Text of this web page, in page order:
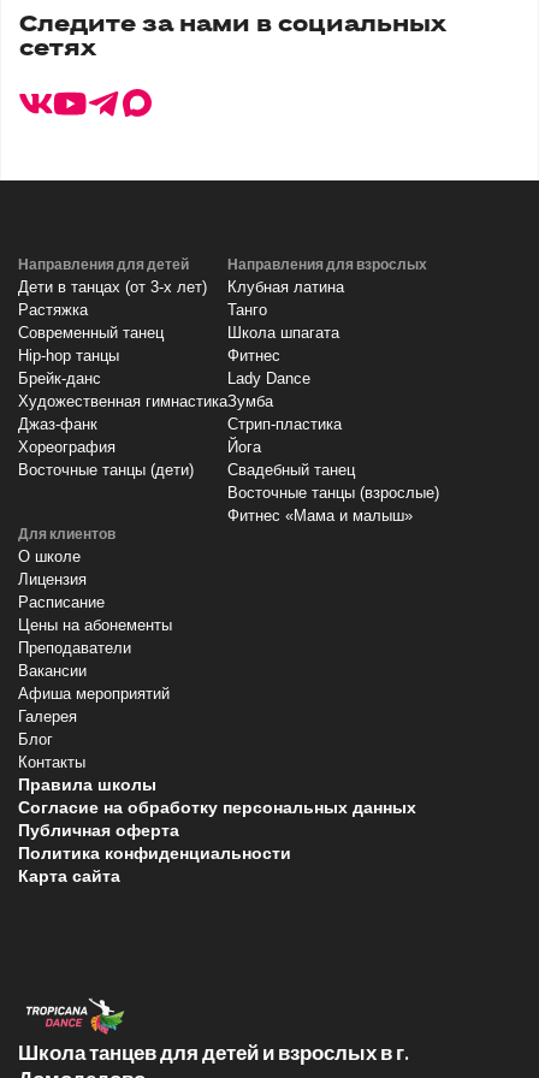
Время работы:
Пн-Вс 10:00 - 22:00,
Следите за нами в социальных
сетях
Направления для детей
Дети в танцах (от 3-х лет)
Растяжка
Современный танец
Hip-hop танцы
Брейк-данс
Художественная гимнастика
Джаз-фанк
Хореография
Восточные танцы (дети)
Направления для взрослых
Клубная латина
Танго
Школа шпагата
Фитнес
Lady Dance
Зумба
Стрип-пластика
Йога
Свадебный танец
Восточные танцы (взрослые)
Фитнес «Мама и малыш»
Для клиентов
О школе
Лицензия
Расписание
Цены на абонементы
Преподаватели
Вакансии
Афиша мероприятий
Галерея
Блог
Контакты
Правила школы
Согласие на обработку персональных данных
Публичная оферта
Политика конфиденциальности
Карта сайта
Школа танцев для детей и взрослых в г.